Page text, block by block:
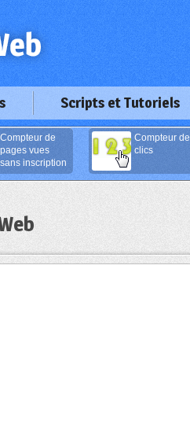
Scripts et Tutoriels
Compteur de
pages vues
sans inscription
Compteur de
clics